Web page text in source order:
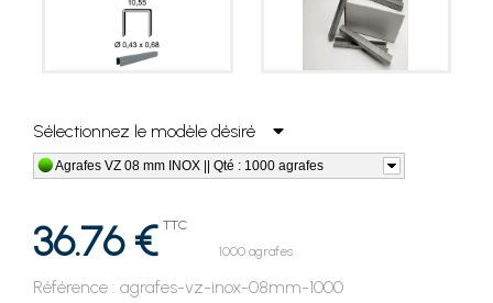
Sélectionnez le modèle désiré
Agrafes VZ 08 mm INOX || Qté : 1000 agrafes
36.76 € TTC
1000 agrafes
Référence : agrafes-vz-inox-08mm-1000